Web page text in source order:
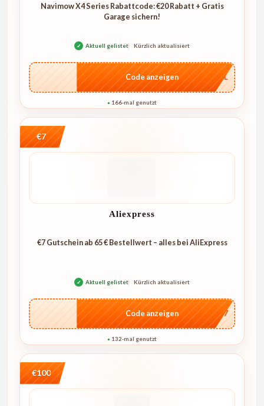
Navimow X4 Series Rabattcode: €20 Rabatt + Gratis
Garage sichern!
✓ Aktuell gelistet Kürzlich aktualisiert
…4KL
Code anzeigen
● 166-mal genutzt
€7
Aliexpress
€7 Gutschein ab 65 € Bestellwert – alles bei AliExpress
✓ Aktuell gelistet Kürzlich aktualisiert
…E07
Code anzeigen
● 132-mal genutzt
€100